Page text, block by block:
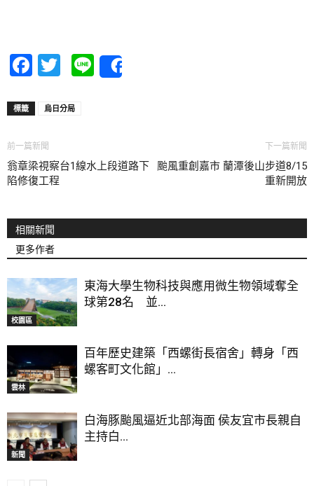
Facebook
Twitter
Line
標籤 烏日分局
前一篇新聞
翁章梁視察台1線水上段道路下
陷修復工程
下一篇新聞
颱風重創嘉市 蘭潭後山步道8/15
重新開放
相關新聞
更多作者
校園區
東海大學生物科技與應用微生物領域奪全
球第28名 並...
雲林
百年歷史建築「西螺街長宿舍」轉身「西
螺客町文化館」...
新聞
白海豚颱風逼近北部海面 侯友宜市長親自
主持白...